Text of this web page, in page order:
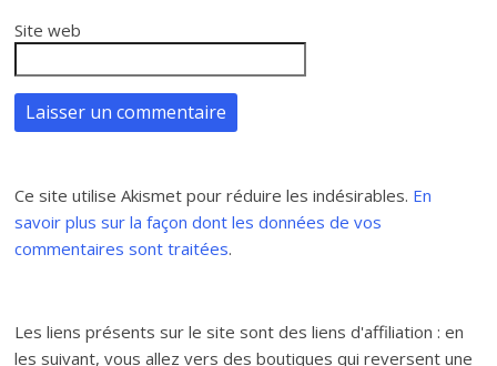
Site web
Ce site utilise Akismet pour réduire les indésirables. En
savoir plus sur la façon dont les données de vos
commentaires sont traitées.
Les liens présents sur le site sont des liens d'affiliation : en
les suivant, vous allez vers des boutiques qui reversent une